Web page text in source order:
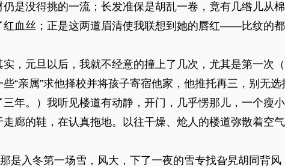
是没得挑的一流；长发准保是胡乱一卷，竟有几绺儿从
血丝；正是这两道眉清使我联想到她的唇红——比纹的都
，元旦以后，我就不经意的撞上了几次，尤其是第一次
“亲属”求他择校并将孩子寄宿他家，他推托再三，别无选
年。）我听见楼道有动静，开门，几乎愣那儿，一个瘦
廊的鞋，在认真拖地。以往干燥、炝人的楼道弥散着空
是入冬第一场雪，风大，下了一夜的雪专找旮旯胡同背风